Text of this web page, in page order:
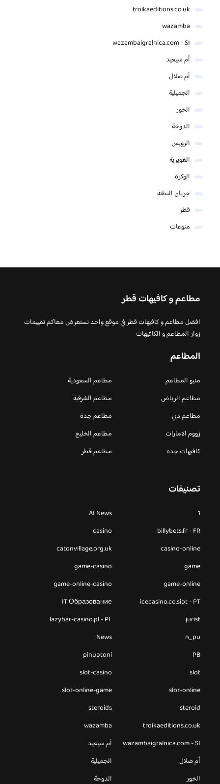
troikaeditions.co.uk
wazamba
wazambaigralnica.com - SI
أم سيعيد
أم صلال
الجميلية
الخور
الدوحة
الرويس
الغويرية
الوكرة
جريان البطنة
قطر
منوعات
مطاعم و كافيهات قطر
افضل مطاعم و كافيهات قطر في موقع واحد نستعرض معاكم تقييمات
زوار المطاعم و الكافيهات
المطاعم
منيو المطاعم
مطاعم السعودية
مطاعم الرياض
مطاعم الشرقية
مطاعم دبي
مطاعم جدة
زووم الامارات
مطاعم الخليج
كافيهات جده
مطاعم قطر
تصنيفات
1
AI News
billybets.fr - FR
casino
casino-online
catonvillage.org.uk
game
game-casino
game-online
game-online-casino
icecasino.co.sipt - PT
IT Образование
jurist
lazybar-casino.pl - PL
n_pu
News
PB
pinuptoni
slot
slot-casino
slot-online
slot-online-game
steroid
steroids
troikaeditions.co.uk
wazamba
wazambaigralnica.com - SI
أم سيعيد
أم صلال
الجميلية
الخور
الدوحة